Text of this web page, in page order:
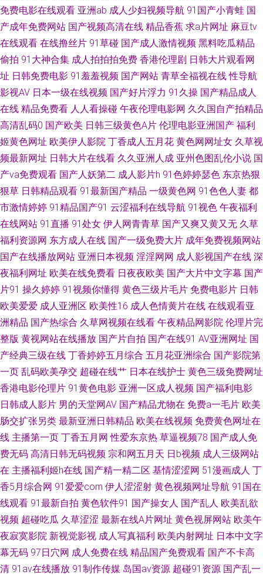
无码区 欧美日韩一区 国产熟女www 91视频资源站 一本道夜夜干 女同日本
韩欧 超碰婷婷91 91肛交在线视频导航 肏屄视频在线播放国产 91欧美性片
天天透伊人 久久少妇毛片 91最新在线观看视频在线 91啦中文在线 深爱激情
网五月婷婷 激情九月久久社区 国产精品第一页色 91影院色色 91porn社区 熟
女人妻一区二区三区 精品国产一二 97资源 91草网站 日韩123区在线视频 国
产一区18+ A片探花 亚洲天堂av电影院 伊人在线香蕉久9 天天干天天上 欧美
日韩专区 久久精品91 福利研究所网址导航 97香蕉影院 91看片永久免费看
91人人草 91片色 91福利大片 香蕉视频a99 日本人人操 蜜芽在线导航 激情
文学俺去也婷婷 福利91视频 99精品视频在线观看 99香蕉伊人精品社区 99
热色情 97人人澡 91免费看黄色大片 91九色屁股 中文字幕乱码第39页 五月
婷香 日本阿V电影在线观看 日精品无码 日韩欧美国产精码蜜 色噜噜狠狠一二
区三区 日韩精品无码网址 欧美不卡的 玖玖热视频 韩国欧美 豆花视频午夜场
尤物在线 超碰福利社 91超碰人妻在线 ts赵恩静肛交 91欧美柠檬成人剧场 91
足交网 92自啪 日本啊V网 九七久久 国产福利影院 97资源共享总站人人 91福
利人妻 91看片在线 91探花在线观看百度 91极品尤物黑丝观看 在线免费观看
AV 97国产在线播放 阿V视频免费在线观看 福利视频95 超踫成人电影 成人毛
片网 成人看片免费 老司机午夜开放 九九精品一级片 精品免费电影伦理 欧美
色图日韩 毛片VT 伦理在线 久草福利资源在线观看 久久艹精品在线 精品午夜
福利网 女忧在线观看 青青草国产精品 日韩欧美女同 欧美日韩另类综合 四虎
免费电影在线观看 亚洲ab 成人少妇视频导航 91国产小青蛙 国
产成年免费网站 国产视频高清在线 精品香蕉 求a片网址 麻豆tv
在线观看 在线撸丝片 91草碰 国产成人激情视频 黑料吃瓜精品
偷拍 91大神合集 成人拍拍拍免费 香港伦理剧 日韩大片观看网
址 日韩免费电影 91羞羞视频 国产网站 青草全福视在线 性导航
影视AV 日本一级在线视频 国产好片浮力 91久操 国产精品成人
在线 精品免费看 人人看操碰 午夜伦理电影网 久久国自产拍精品
高清乱码0 国产欧美 日韩三级黄色A片 伦理电影亚洲国产 福利
姬黄色网址 欧美伊人影院 丁香成人五月花 黄色网网址女 久草视
频最新网址 日韩大片在线看 久久亚洲人成 亚州色图乱伦小说 国
产va免费观看 国产人妖第二 成人影片h 91色婷婷瑟色 东京热狠
狠草 日韩精品观看 91最新国产精品 一级黄色网 91色色人妻 都
市激情婷婷 91精品国产91 云涩福利在线导航 91视色 午夜福利
在线网站 91直播 91处女 伊人网青青草 国产又爽又黄又无 久草
福利资源网 东方成人在线 国产一级免费大片 成年免费视频网站
国产在线播放网站 亚洲日本视频 淫淫网网 成人影视国产在线 深
夜福利网址 欧美在线免费看 日夜夜欧美 国产大片中文字幕 国产
片91 操久婷婷 91视频你懂得 黄色三级片毛片 免费电影片 日韩
欧美爱爱 成人亚洲区 欧美性16 成人色情黄片在线 在线观看亚
洲精品 国产热综合 久草网视频在线看 午夜精品网影院 伦理片完
整版 黄视网站在线播放 国产片自拍 国产在线91 AV亚洲网址 国
产经典三级在线 丁香婷婷五月综合 五月花亚洲综合 国产影院第
一页 乱码欧美孕交 超碰在线艹 日本在线护士 黄色三级免费网址
香港电影伦理片 91黄色电影 亚洲一区成人视频 国产福利电影
日韩成人影片 男的天堂网AV 国产精品尤物在 免费a一毛片 欧美
肠交扩张另类 最新亚洲日韩精品 欧美在线视频 免费黄色网址在
线 主播第一页 丁香五月网 性爱东京热 草逼视频78 国产成人免
费无码 高清日韩无码视频 宗和网五月天 日b视频 成人三级网站
在 主播福利姬h在线 国产精一精二区 基情涩涩网 51漫画成人 丁
香5月综合网 91爱爱com 伊人涩涩射 黄色视频网址导航 91国在
线观看 91最新自拍 黄色软件91 国产操女人 国产乱人 欧美乱欲
视频 超碰吃瓜 久草涩涩 最新在线A片网址 黄色视屏网站 欧美午
夜寂寞影院 新视觉影视 成人写真福利 欧美内射网址 日本中文字
幕无码 97日穴网 成人免费在线 精品国产免费观看 国产不卡高
清 91av在线播放 91制作传媒 岛国av资源 超碰91资源 国产乱一